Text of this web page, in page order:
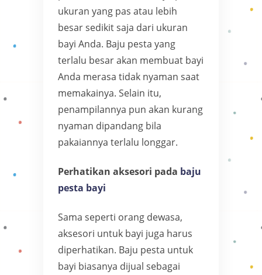
ukuran yang pas atau lebih
besar sedikit saja dari ukuran
bayi Anda. Baju pesta yang
terlalu besar akan membuat bayi
Anda merasa tidak nyaman saat
memakainya. Selain itu,
penampilannya pun akan kurang
nyaman dipandang bila
pakaiannya terlalu longgar.
Perhatikan aksesori pada baju
pesta bayi
Sama seperti orang dewasa,
aksesori untuk bayi juga harus
diperhatikan. Baju pesta untuk
bayi biasanya dijual sebagai